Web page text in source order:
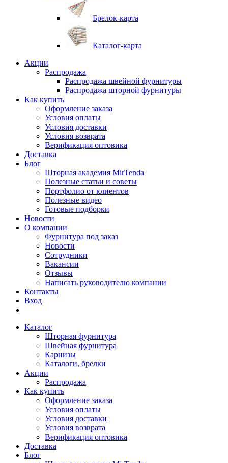
Брелок-карта
Каталог-карта
Акции
Распродажа
Распродажа швейной фурнитуры
Распродажа шторной фурнитуры
Как купить
Оформление заказа
Условия оплаты
Условия доставки
Условия возврата
Верификация оптовика
Доставка
Блог
Шторная академия MirTenda
Полезные статьи и советы
Портфолио от клиентов
Полезные видео
Готовые подборки
Новости
О компании
Фурнитура под заказ
Новости
Сотрудники
Вакансии
Отзывы
Написать руководителю компании
Контакты
Вход
Каталог
Шторная фурнитура
Швейная фурнитура
Карнизы
Каталоги, брелки
Акции
Распродажа
Как купить
Оформление заказа
Условия оплаты
Условия доставки
Условия возврата
Верификация оптовика
Доставка
Блог